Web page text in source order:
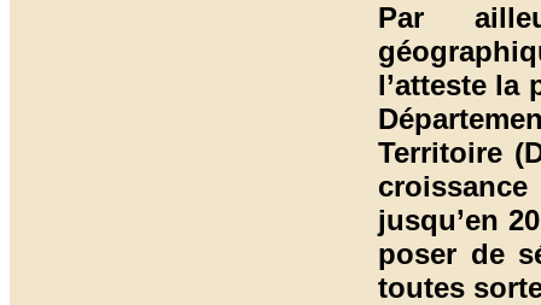
Par
l’atteste la
Territoire
jusqu’en
poser de
toutes